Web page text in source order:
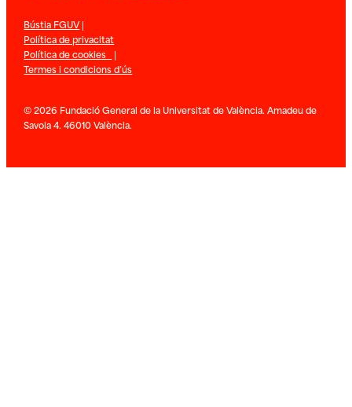
Bústia FGUV|
Política de privacitat
Política de cookies |
Termes i condicions d’ús
© 2026 Fundació General de la Universitat de València. Amadeu de
Savoia 4. 46010 València.